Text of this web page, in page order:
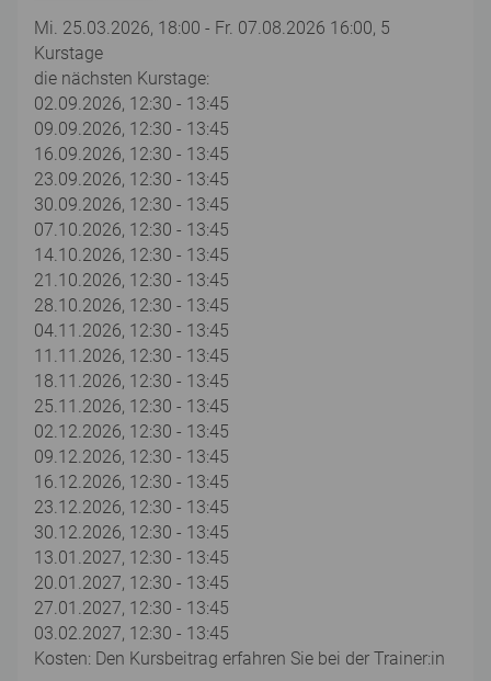
Mi. 25.03.2026, 18:00 - Fr. 07.08.2026 16:00, 5
Kurstage
die nächsten Kurstage:
02.09.2026, 12:30 - 13:45
09.09.2026, 12:30 - 13:45
16.09.2026, 12:30 - 13:45
23.09.2026, 12:30 - 13:45
30.09.2026, 12:30 - 13:45
07.10.2026, 12:30 - 13:45
14.10.2026, 12:30 - 13:45
21.10.2026, 12:30 - 13:45
28.10.2026, 12:30 - 13:45
04.11.2026, 12:30 - 13:45
11.11.2026, 12:30 - 13:45
18.11.2026, 12:30 - 13:45
25.11.2026, 12:30 - 13:45
02.12.2026, 12:30 - 13:45
09.12.2026, 12:30 - 13:45
16.12.2026, 12:30 - 13:45
23.12.2026, 12:30 - 13:45
30.12.2026, 12:30 - 13:45
13.01.2027, 12:30 - 13:45
20.01.2027, 12:30 - 13:45
27.01.2027, 12:30 - 13:45
03.02.2027, 12:30 - 13:45
Kosten: Den Kursbeitrag erfahren Sie bei der Trainer:in